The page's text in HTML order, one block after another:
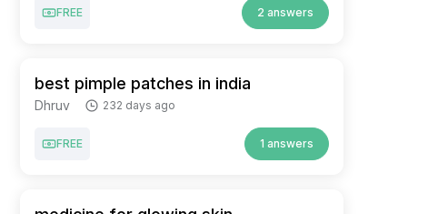
FREE 2 answers
best pimple patches in india
Dhruv 232 days ago
FREE 1 answers